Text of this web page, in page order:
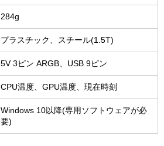
284g
プラスチック、スチール(1.5T)
5V 3ピン ARGB、USB 9ピン
CPU温度、GPU温度、現在時刻
Windows 10以降(専用ソフトウェアが必
要)